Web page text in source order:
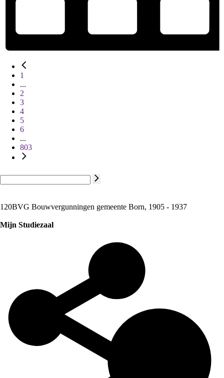
1
...
2
3
4
5
6
...
803
120BVG Bouwvergunningen gemeente Born, 1905 - 1937
Mijn Studiezaal